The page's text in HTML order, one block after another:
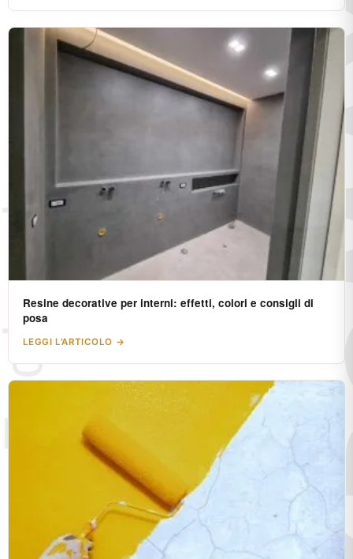
Resine decorative per interni: effetti, colori e consigli di
posa
LEGGI L'ARTICOLO →